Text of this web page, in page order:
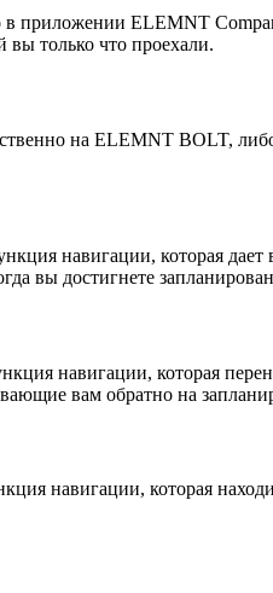
приложении ELEMNT
только что проехали.
на ELEMNT BOLT,
навигации, которая
вы достигнете
навигации, которая
вам обратно на
навигации, которая